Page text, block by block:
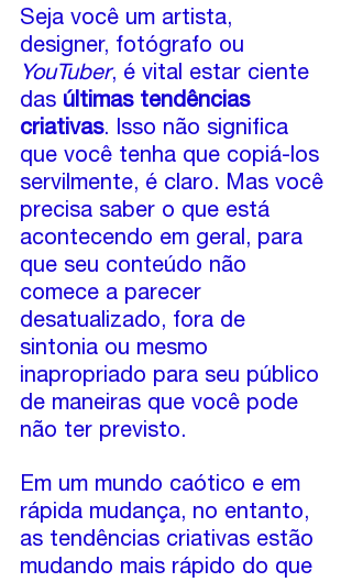
Seja você um artista,
designer, fotógrafo ou
YouTuber, é vital estar ciente
das últimas tendências
criativas. Isso não significa
que você tenha que copiá-los
servilmente, é claro. Mas você
precisa saber o que está
acontecendo em geral, para
que seu conteúdo não
comece a parecer
desatualizado, fora de
sintonia ou mesmo
inapropriado para seu público
de maneiras que você pode
não ter previsto.
Em um mundo caótico e em
rápida mudança, no entanto,
as tendências criativas estão
mudando mais rápido do que